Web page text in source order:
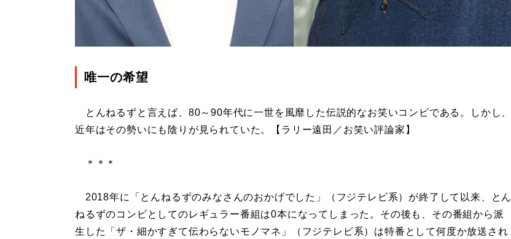
唯一の希望
とんねるずと言えば、80～90年代に一世を風靡した伝説的なお笑いコンビである。しかし、
近年はその勢いにも陰りが見られていた。【ラリー遠田／お笑い評論家】
＊＊＊
2018年に「とんねるずのみなさんのおかげでした」（フジテレビ系）が終了して以来、とん
ねるずのコンビとしてのレギュラー番組は0本になってしまった。その後も、その番組から派
生した「ザ・細かすぎて伝わらないモノマネ」（フジテレビ系）は特番として何度か放送され